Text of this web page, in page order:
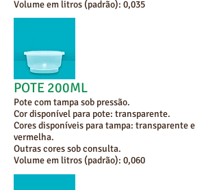
POTE 200ML
Pote com tampa sob pressão.
Cor disponível para pote: transparente.
Cores disponíveis para tampa: transparente e
vermelha.
Outras cores sob consulta.
Volume em litros (padrão): 0,060
Volume em litros (padrão): 0,035